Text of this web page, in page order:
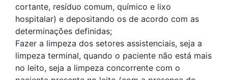
cortante, resíduo comum, químico e lixo
hospitalar) e depositando os de acordo com as
determinações definidas;
Fazer a limpeza dos setores assistenciais, seja a
limpeza terminal, quando o paciente não está mais
no leito, seja a limpeza concorrente com o